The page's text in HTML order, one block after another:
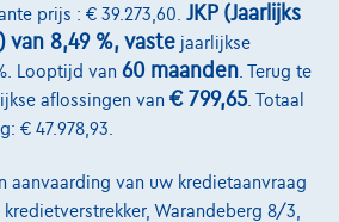
prijs : € 39.273,60. JKP (Jaarlijks
van 8,49 %, vaste jaarlijkse
Looptijd van 60 maanden. Terug te
aflossingen van € 799,65. Totaal
€ 47.978,93.
aanvaarding van uw kredietaanvraag
Warandeberg 8/3,
NV Copyright